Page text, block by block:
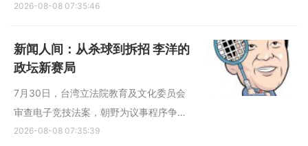
流传，令学术圈人心惶惶。 这份7月31日
职务评聘及考核续聘工作的通知》明确，
学校对专业技术职务实行聘期考核管理，
2026-08-08 07:35:46
新闻人间：从杀球到拆招 李洋的
政坛新赛局
7月30日，台湾立法院教育及文化委员会
审查电子竞技法案，朝野为议事程序争执
不下。列席的运动部长李洋在备询台前站
2026-08-08 07:35:39